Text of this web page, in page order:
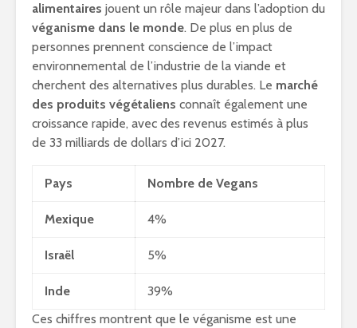
alimentaires jouent un rôle majeur dans l’adoption du
véganisme dans le monde. De plus en plus de
personnes prennent conscience de l’impact
environnemental de l’industrie de la viande et
cherchent des alternatives plus durables. Le marché
des produits végétaliens connaît également une
croissance rapide, avec des revenus estimés à plus
de 33 milliards de dollars d’ici 2027.
Pays Nombre de Vegans
Mexique 4%
Israël 5%
Inde
39%
Ces chiffres montrent que le véganisme est une